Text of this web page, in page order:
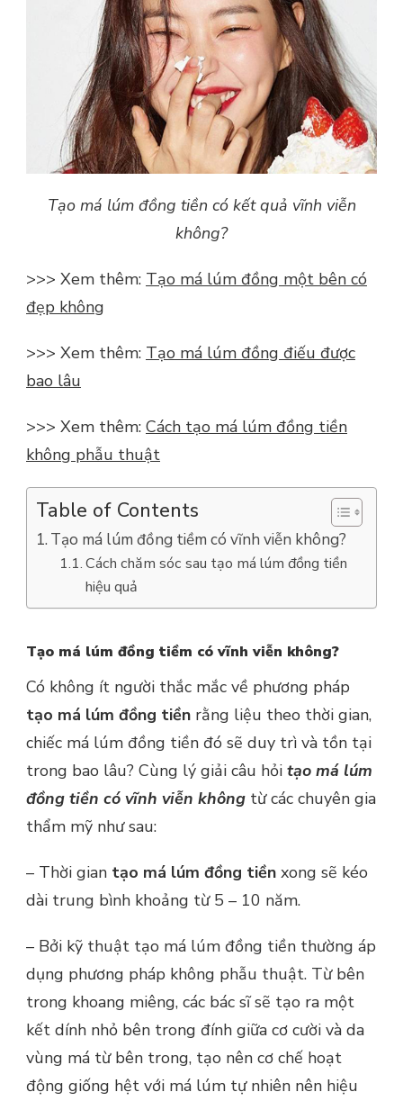
Tạo má lúm đồng tiền có kết quả vĩnh viễn
không?
>>> Xem thêm: Tạo má lúm đồng một bên có
đẹp không
>>> Xem thêm: Tạo má lúm đồng điếu được
bao lâu
>>> Xem thêm: Cách tạo má lúm đồng tiền
không phẫu thuật
Table of Contents
Tạo má lúm đồng tiềm có vĩnh viễn không?
Cách chăm sóc sau tạo má lúm đồng tiền
hiệu quả
Tạo má lúm đồng tiềm có vĩnh viễn không?
Có không ít người thắc mắc về phương pháp
tạo má lúm đồng tiền rằng liệu theo thời gian,
chiếc má lúm đồng tiền đó sẽ duy trì và tồn tại
trong bao lâu? Cùng lý giải câu hỏi tạo má lúm
đồng tiền có vĩnh viễn không từ các chuyên gia
thẩm mỹ như sau:
– Thời gian tạo má lúm đồng tiền xong sẽ kéo
dài trung bình khoảng từ 5 – 10 năm.
– Bởi kỹ thuật tạo má lúm đồng tiền thường áp
dụng phương pháp không phẫu thuật. Từ bên
trong khoang miêng, các bác sĩ sẽ tạo ra một
kết dính nhỏ bên trong đính giữa cơ cười và da
vùng má từ bên trong, tạo nên cơ chế hoạt
động giống hệt với má lúm tự nhiên nên hiệu